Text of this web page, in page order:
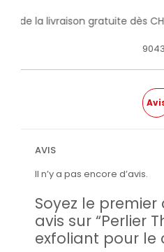
de la livraison gratuite dès
AVIS
Il n’y a pas encore d’avis.
Soyez le
avis sur “Perlier
exfoliant pour le